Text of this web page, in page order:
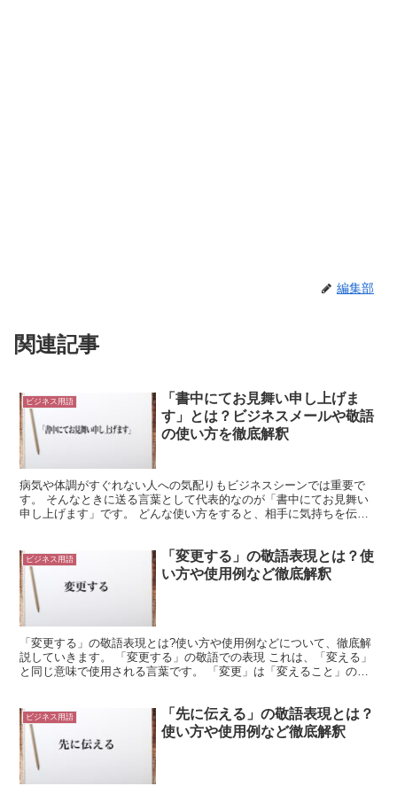
編集部
関連記事
ビジネス用語
「書中にてお見舞い申し上げま
す」とは？ビジネスメールや敬語
の使い方を徹底解釈
病気や体調がすぐれない人への気配りもビジネスシーンでは重要で
す。 そんなときに送る言葉として代表的なのが「書中にてお見舞い
申し上げます」です。 どんな使い方をすると、相手に気持ちを伝え
ビジネス用語
「変更する」の敬語表現とは？使
い方や使用例など徹底解釈
「変更する」の敬語表現とは?使い方や使用例などについて、徹底解
説していきます。 「変更する」の敬語での表現 これは、「変える」
と同じ意味で使用される言葉です。 「変更」は「変えること」のよ
ビジネス用語
「先に伝える」の敬語表現とは？
使い方や使用例など徹底解釈